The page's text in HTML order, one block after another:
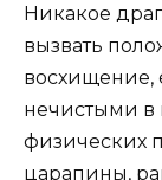
Никакое
вызвать
восхищение,
нечистыми в
физических
царапины,